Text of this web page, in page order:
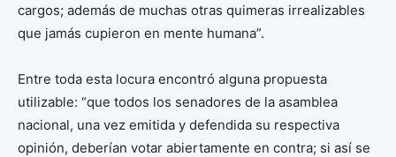
cargos; además de muchas otras quimeras irrealizables
que jamás cupieron en mente humana”.
Entre toda esta locura encontró alguna propuesta
utilizable: “que todos los senadores de la asamblea
nacional, una vez emitida y defendida su respectiva
opinión, deberían votar abiertamente en contra; si así se